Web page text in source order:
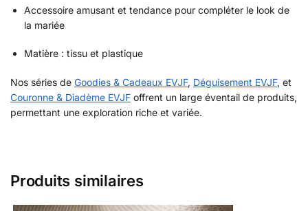
Accessoire amusant et tendance pour compléter le look de
la mariée
Matière : tissu et plastique
Nos séries de Goodies & Cadeaux EVJF, Déguisement EVJF, et
Couronne & Diadème EVJF offrent un large éventail de produits,
permettant une exploration riche et variée.
Produits similaires